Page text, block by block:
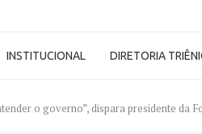
INSTITUCIONAL DIRETORIA
o governo”, dispara presidente da